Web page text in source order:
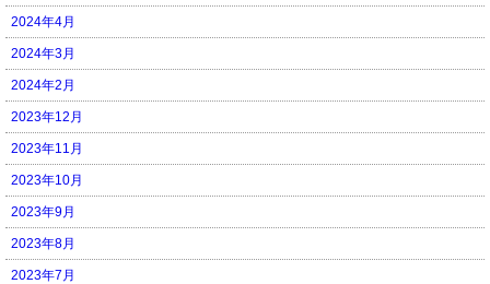
2024年4月
2024年3月
2024年2月
2023年12月
2023年11月
2023年10月
2023年9月
2023年8月
2023年7月